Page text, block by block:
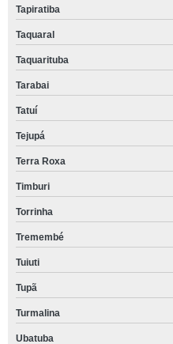
Tapiratiba
Taquaral
Taquarituba
Tarabai
Tatuí
Tejupá
Terra Roxa
Timburi
Torrinha
Tremembé
Tuiuti
Tupã
Turmalina
Ubatuba